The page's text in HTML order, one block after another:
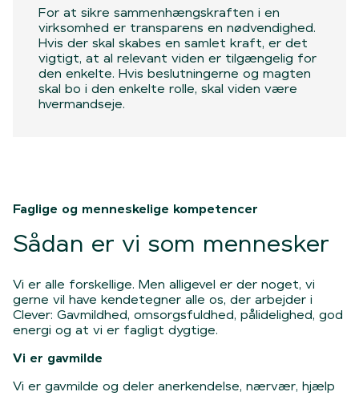
For at sikre sammenhængskraften i en
virksomhed er transparens en nødvendighed.
Hvis der skal skabes en samlet kraft, er det
vigtigt, at al relevant viden er tilgængelig for
den enkelte. Hvis beslutningerne og magten
skal bo i den enkelte rolle, skal viden være
hvermandseje.
Faglige og menneskelige kompetencer
Sådan er vi som mennesker
Vi er alle forskellige. Men alligevel er der noget, vi
gerne vil have kendetegner alle os, der arbejder i
Clever: Gavmildhed, omsorgsfuldhed, pålidelighed, god
energi og at vi er fagligt dygtige.
Vi er gavmilde
Vi er gavmilde og deler anerkendelse, nærvær, hjælp